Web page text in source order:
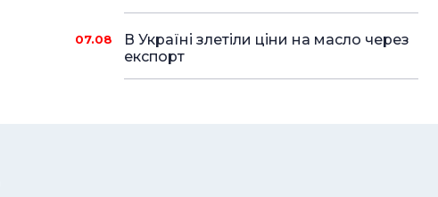
07.08
В Україні злетіли ціни на масло через
експорт